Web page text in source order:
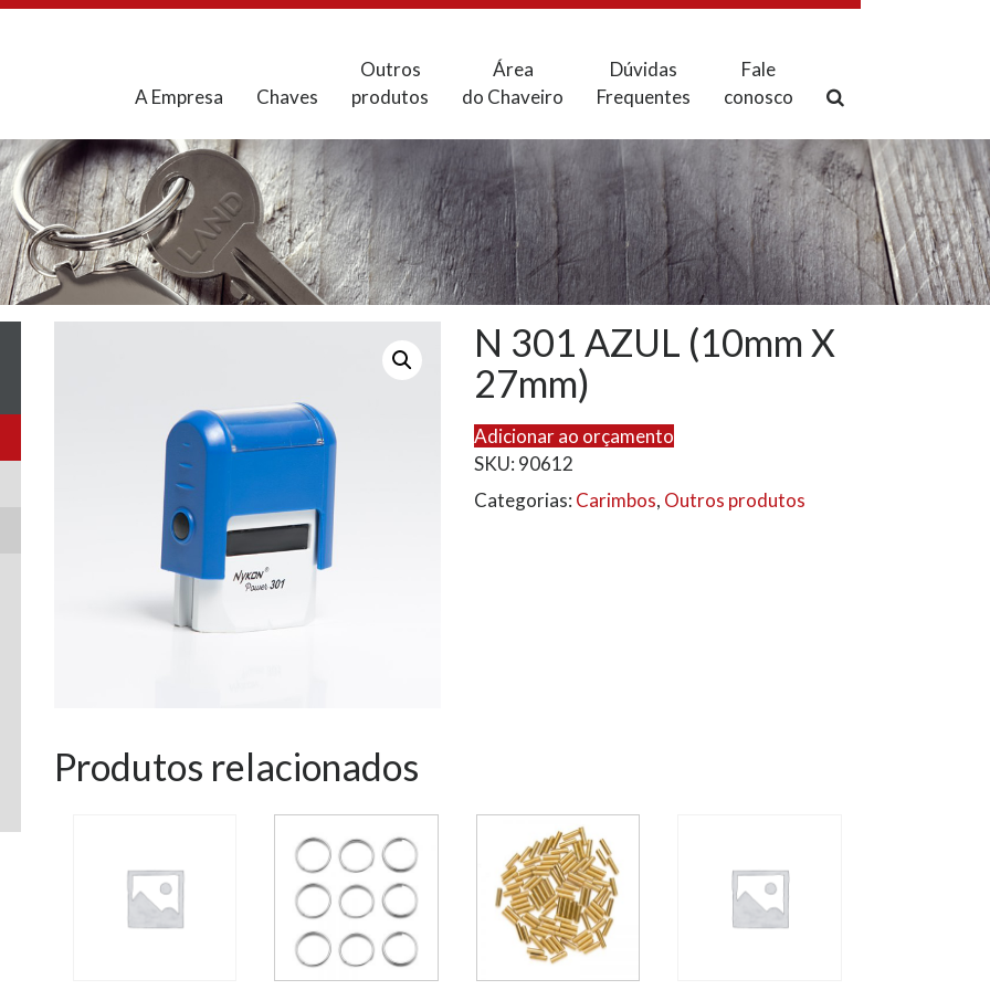
A Empresa Chaves
Outros
produtos
Área
do Chaveiro
Dúvidas
Frequentes
Fale
conosco
N 301 AZUL (10mm X
27mm)
Adicionar ao orçamento
SKU: 90612
Categorias: Carimbos, Outros produtos
Produtos relacionados